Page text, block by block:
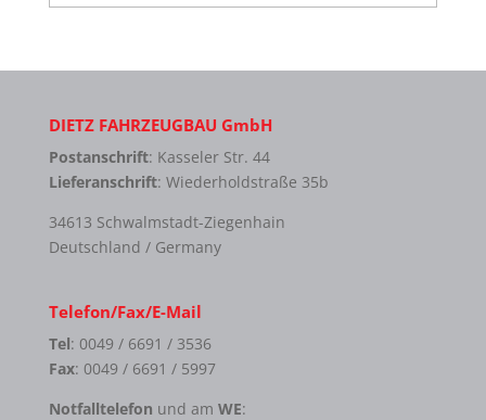
DIETZ FAHRZEUGBAU GmbH
Postanschrift: Kasseler Str. 44
Lieferanschrift: Wiederholdstraße 35b
34613 Schwalmstadt-Ziegenhain
Deutschland / Germany
Telefon/Fax/E-Mail
Tel: 0049 / 6691 / 3536
Fax: 0049 / 6691 / 5997
Notfalltelefon und am WE: